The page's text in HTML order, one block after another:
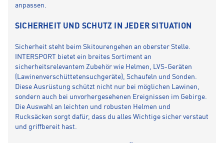
anpassen.
SICHERHEIT UND SCHUTZ IN JEDER SITUATION
Sicherheit steht beim Skitourengehen an oberster Stelle.
INTERSPORT bietet ein breites Sortiment an
sicherheitsrelevantem Zubehör wie Helmen, LVS-Geräten
(Lawinenverschüttetensuchgeräte), Schaufeln und Sonden.
Diese Ausrüstung schützt nicht nur bei möglichen Lawinen,
sondern auch bei unvorhergesehenen Ereignissen im Gebirge.
Die Auswahl an leichten und robusten Helmen und
Rucksäcken sorgt dafür, dass du alles Wichtige sicher verstaut
und griffbereit hast.